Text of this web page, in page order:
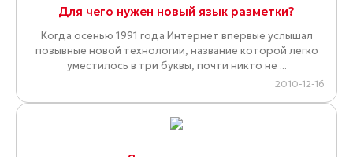
Для чего нужен новый язык разметки?
Когда осенью 1991 года Интернет впервые услышал
позывные новой технологии, название которой легко
уместилось в три буквы, почти никто не ...
2010-12-16